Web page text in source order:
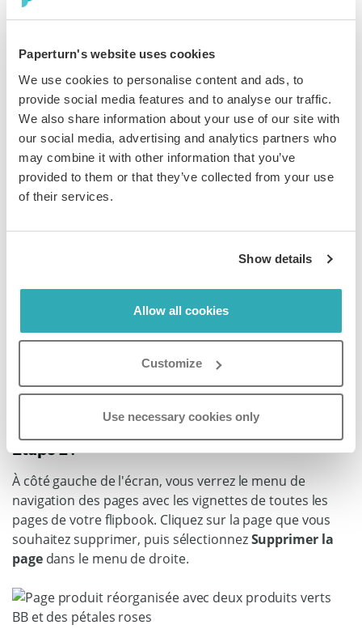
Paperturn's website uses cookies
We use cookies to personalise content and ads, to
provide social media features and to analyse our traffic.
We also share information about your use of our site with
our social media, advertising and analytics partners who
may combine it with other information that you’ve
provided to them or that they’ve collected from your use
of their services.
Show details
Allow all cookies
Customize
Use necessary cookies only
Dans la fenêtre pop-up, choisissez l'endroit où insérer
la page, puis cliquez surSauvegarder . La page sera
insérée après le numéro que vous avez sélectionné.
Comment supprimer une page
Sélectionnez le flipbook contenant la page que vous
Étape 2 :
À côté gauche de l'écran, vous verrez le menu de
navigation des pages avec les vignettes de toutes les
pages de votre flipbook. Cliquez sur la page que vous
souhaitez supprimer, puis sélectionnezSupprimer la
pagedans le menu de droite.